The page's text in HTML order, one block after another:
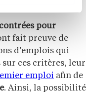
pour
fait preuve de
d’emplois qui
ces critères, leur
emploi afin de
. Ainsi, la possibilité